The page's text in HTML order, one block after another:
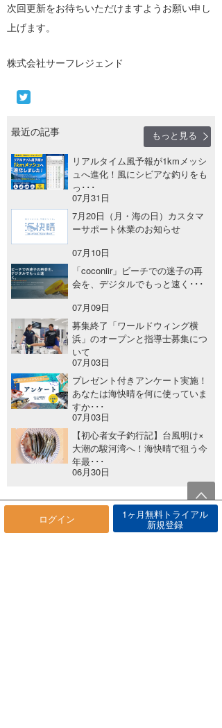
次回更新をお待ちいただけますようお願い申し
上げます。
株式会社サーフレジェンド
最近の記事
もっと見る
リアルタイム風予報が1kmメッシ
ュへ進化！風にシビアな釣りをも
っ･･･
07月31日
7月20日（月・海の日）カスタマ
ーサポート休業のお知らせ
07月10日
「coconiir」ビーチでの迷子の再
会を、デジタルでもっと速く･･･
07月09日
募集終了「ワールドウィング横
浜」のオープンと指導士募集につ
いて
07月03日
プレゼント付きアンケート実施！
あなたは海快晴を何に使っていま
すか･･･
07月03日
【初心者女子釣行記】台風明け×
大潮の駿河湾へ！海快晴で狙う今
年最･･･
06月30日
関連する記事
ログイン 1ヶ月無料トライアル
新規登録